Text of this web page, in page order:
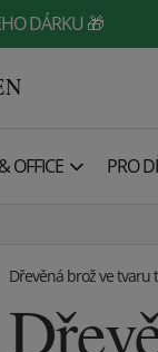
DÁRKU 🎁
OFFICE PRO
Dřevěná brož ve tvaru